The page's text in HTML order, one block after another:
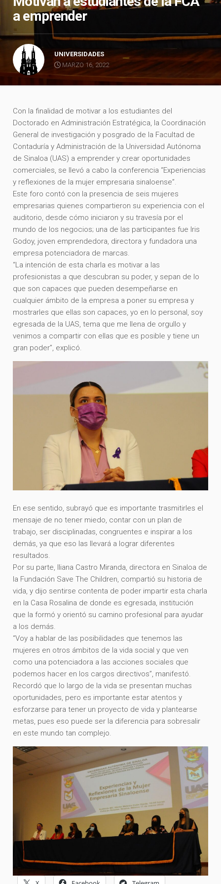
a emprender
UNIVERSIDADES
MARZO 16, 2022
Con la finalidad de motivar a los estudiantes del
Doctorado en Administración Estratégica, la Coordinación
General de investigación y posgrado de la Facultad de
Contaduría y Administración de la Universidad Autónoma
de Sinaloa (UAS) a emprender y crear oportunidades
comerciales, se llevó a cabo la conferencia “Experiencias
y reflexiones de la mujer empresaria sinaloense”.
Este foro contó con la presencia de seis mujeres
empresarias quienes compartieron su experiencia con el
auditorio, desde cómo iniciaron y su travesía por el
mundo de los negocios; una de las participantes fue Iris
Godoy, joven emprendedora, directora y fundadora una
empresa potenciadora de marcas.
“La intención de esta charla es motivar a las
profesionistas a que descubran su poder, y sepan de lo
que son capaces que pueden desempeñarse en
cualquier ámbito de la empresa a poner su empresa y
mostrarles que ellas son capaces, yo en lo personal, soy
egresada de la UAS, tema que me llena de orgullo y
venimos a compartir con ellas que es posible y tiene un
gran poder”, explicó.
En ese sentido, subrayó que es importante trasmitirles el
mensaje de no tener miedo, contar con un plan de
trabajo, ser disciplinadas, congruentes e inspirar a los
demás, ya que eso las llevará a lograr diferentes
resultados.
Por su parte, Iliana Castro Miranda, directora en Sinaloa de
la Fundación Save The Children, compartió su historia de
vida, y dijo sentirse contenta de poder impartir esta charla
en la Casa Rosalina de donde es egresada, institución
que la formó y orientó su camino profesional para ayudar
a los demás.
“Voy a hablar de las posibilidades que tenemos las
mujeres en otros ámbitos de la vida social y que ven
como una potenciadora a las acciones sociales que
podemos hacer en los cargos directivos”, manifestó.
Recordó que lo largo de la vida se presentan muchas
oportunidades, pero es importante estar atentos y
esforzarse para tener un proyecto de vida y plantearse
metas, pues eso puede ser la diferencia para sobresalir
en este mundo tan complejo.